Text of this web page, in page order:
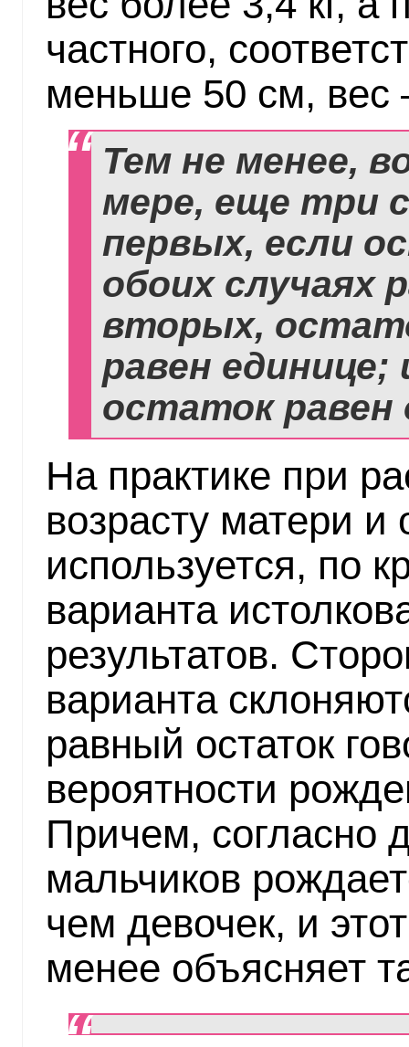
частного,
меньше 50 см, вес
Тем не менее,
мере, еще три
первых, если
обоих случаях
вторых,
равен
остаток равен
На практике при
возрасту матери и
используется, по
варианта
результатов.
варианта
равный остаток
вероятности
Причем, согласно
мальчиков
чем девочек, и
менее объясняет